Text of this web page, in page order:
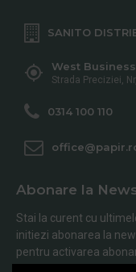
SANITO
West
Strada Preciziei,
0314 100 110
Abonare la
Stai la curent cu
initiezi abonarea la
pentru activarea